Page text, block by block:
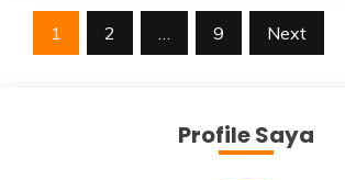
Posts
1 2 … 9 Next
Profile Saya